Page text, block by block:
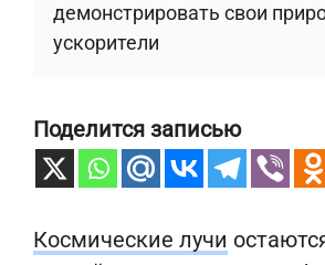
демонстрировать свои
ускорители
Поделится записью
Космические лучи